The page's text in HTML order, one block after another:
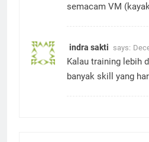
semacam VM
indra sakti says:
Kalau training lebih
banyak skill yang